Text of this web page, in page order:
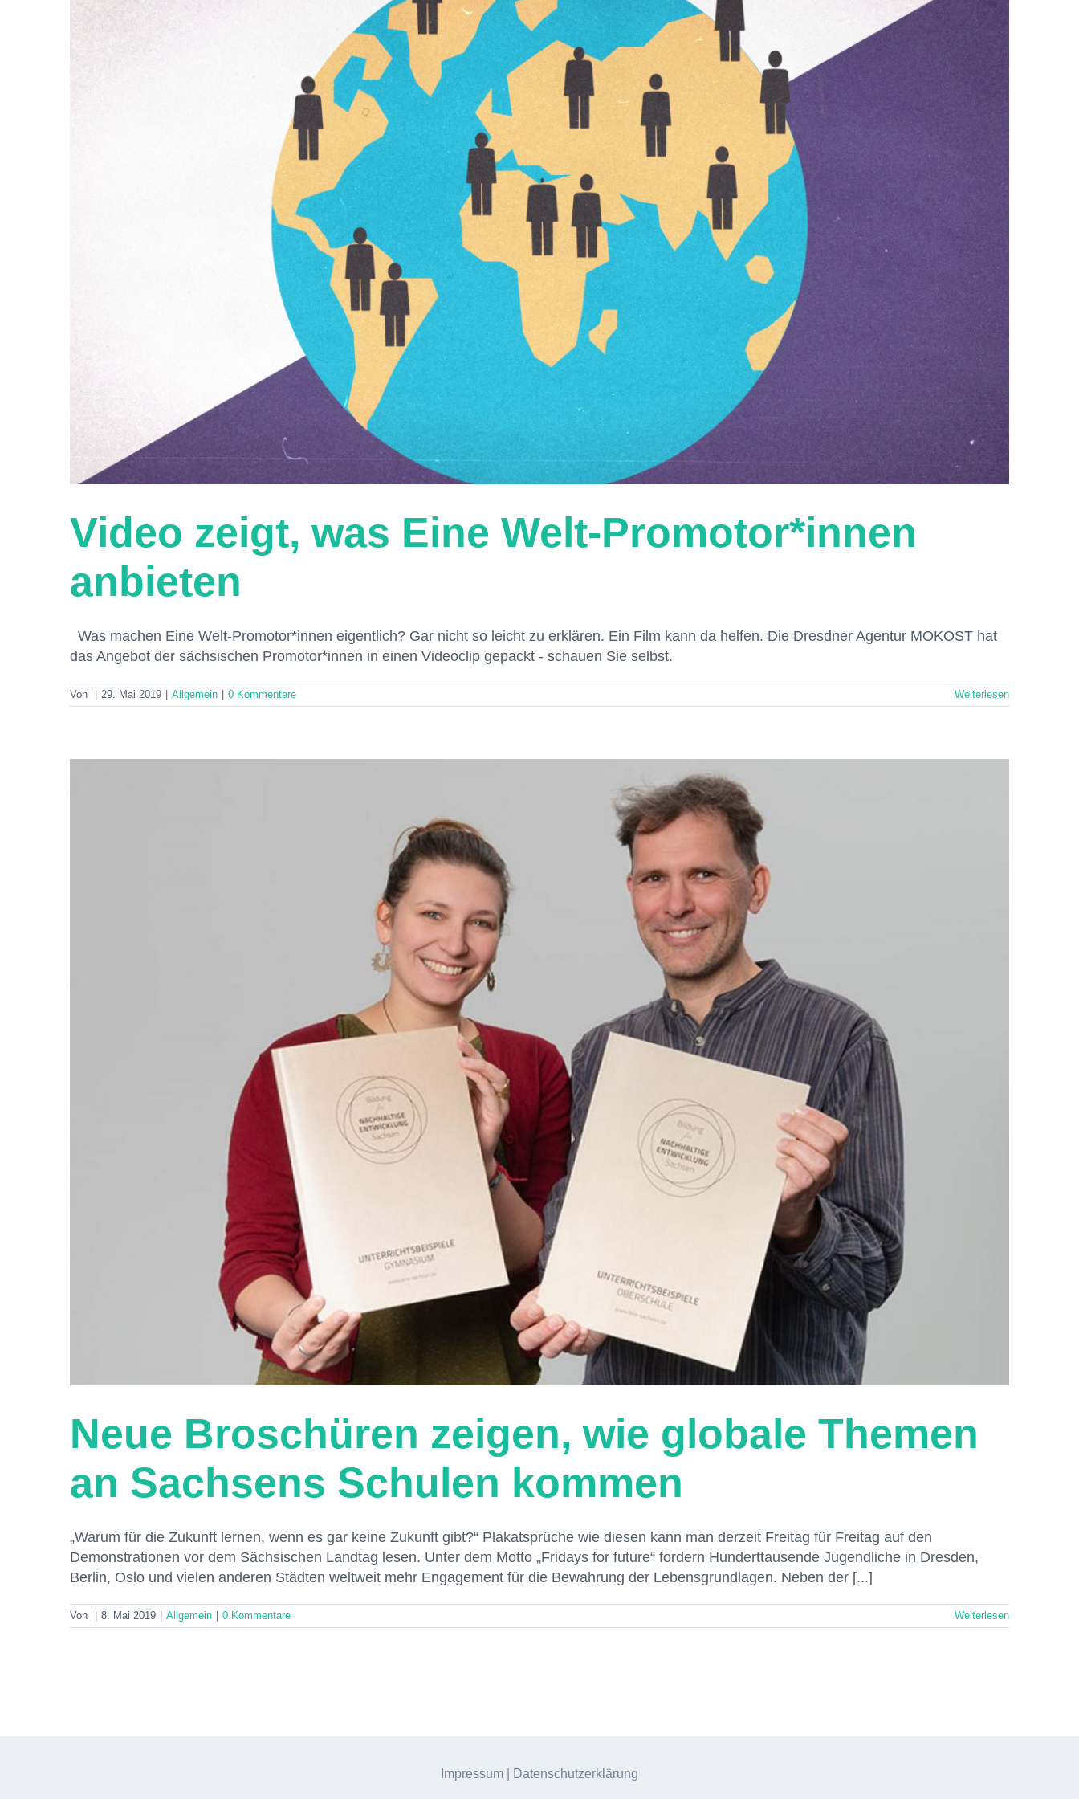
Video zeigt, was Eine Welt-Promotor*innen
anbieten
Was machen Eine Welt-Promotor*innen eigentlich? Gar nicht so leicht zu erklären. Ein Film kann da helfen. Die Dresdner Agentur MOKOST hat
das Angebot der sächsischen Promotor*innen in einen Videoclip gepackt - schauen Sie selbst.
Von 29. Mai 2019 Allgemein 0 Kommentare Weiterlesen
Neue Broschüren zeigen, wie globale Themen
an Sachsens Schulen kommen
„Warum für die Zukunft lernen, wenn es gar keine Zukunft gibt?“ Plakatsprüche wie diesen kann man derzeit Freitag für Freitag auf den
Demonstrationen vor dem Sächsischen Landtag lesen. Unter dem Motto „Fridays for future“ fordern Hunderttausende Jugendliche in Dresden,
Berlin, Oslo und vielen anderen Städten weltweit mehr Engagement für die Bewahrung der Lebensgrundlagen. Neben der [...]
Von 8. Mai 2019 Allgemein 0 Kommentare Weiterlesen
Impressum Datenschutzerklärung